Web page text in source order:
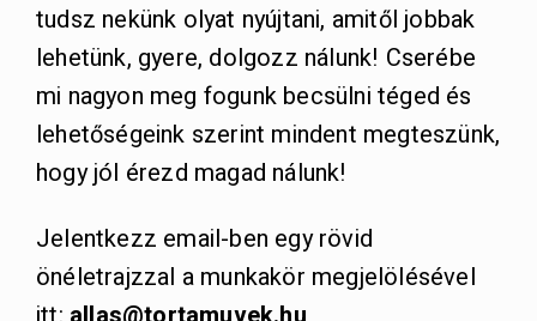
tudsz nekünk olyat nyújtani, amitől jobbak
lehetünk, gyere, dolgozz nálunk! Cserébe
mi nagyon meg fogunk becsülni téged és
lehetőségeink szerint mindent megteszünk,
hogy jól érezd magad nálunk!
Jelentkezz email-ben egy rövid
önéletrajzzal a munkakör megjelölésével